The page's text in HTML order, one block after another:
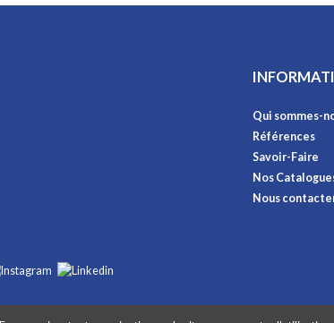
Qui sommes-
Références
Savoir-Faire
Nos
Nous